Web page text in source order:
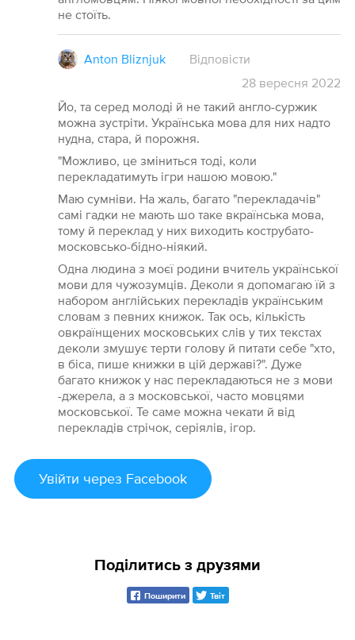
не стоїть.
Anton Bliznjuk
Відповісти
28 вересня 2022
Йо, та серед молоді й не такий англо-суржик
можна зустріти. Українська мова для них надто
нудна, стара, й порожня.
"Можливо, це зміниться тоді, коли
перекладатимуть ігри нашою мовою."
Маю сумніви. На жаль, багато "перекладачів"
самі гадки не мають шо таке вкраїнська мова,
тому й переклад у них виходить кострубато-
московсько-бідно-ніякий.
Одна людина з моєї родини вчитель української
мови для чужозумців. Деколи я допомагаю їй з
набором англійських перекладів українським
словам з певних книжок. Так ось, кількість
овкраїнщених московських слів у тих текстах
деколи змушує терти голову й питати себе "хто,
в біса, пише книжки в цій державі?". Дуже
багато книжок у нас перекладаються не з мови
-джерела, а з московської, часто мовцями
московської. Те саме можна чекати й від
перекладів стрічок, серіялів, ігор.
Увійти через Facebook
Поділитись з друзями
Поширити Твіт